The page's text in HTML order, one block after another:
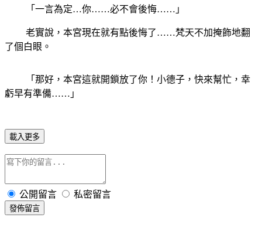
「一言為定…你……必不會後悔……」
老實說，本宮現在就有點後悔了……梵天不加掩飾地翻
了個白眼。
「那好，本宮這就開鎖放了你！小德子，快來幫忙，幸
虧早有準備……」
載入更多
公開留言 私密留言
發佈留言